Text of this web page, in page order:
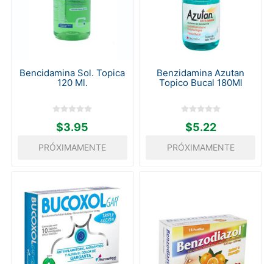
Bencidamina Sol. Topica
120 Ml.
$3.95
PRÓXIMAMENTE
Benzidamina Azutan
Topico Bucal 180Ml
$5.22
PRÓXIMAMENTE